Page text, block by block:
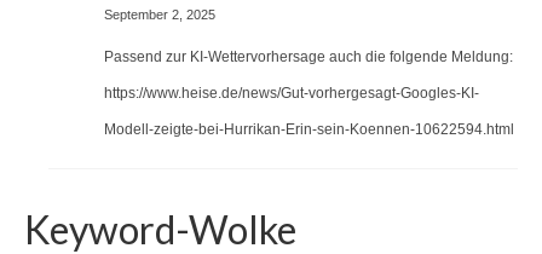
September 2, 2025
Passend zur KI-Wettervorhersage auch die folgende Meldung:
https://www.heise.de/news/Gut-vorhergesagt-Googles-KI-
Modell-zeigte-bei-Hurrikan-Erin-sein-Koennen-10622594.html
Keyword-Wolke